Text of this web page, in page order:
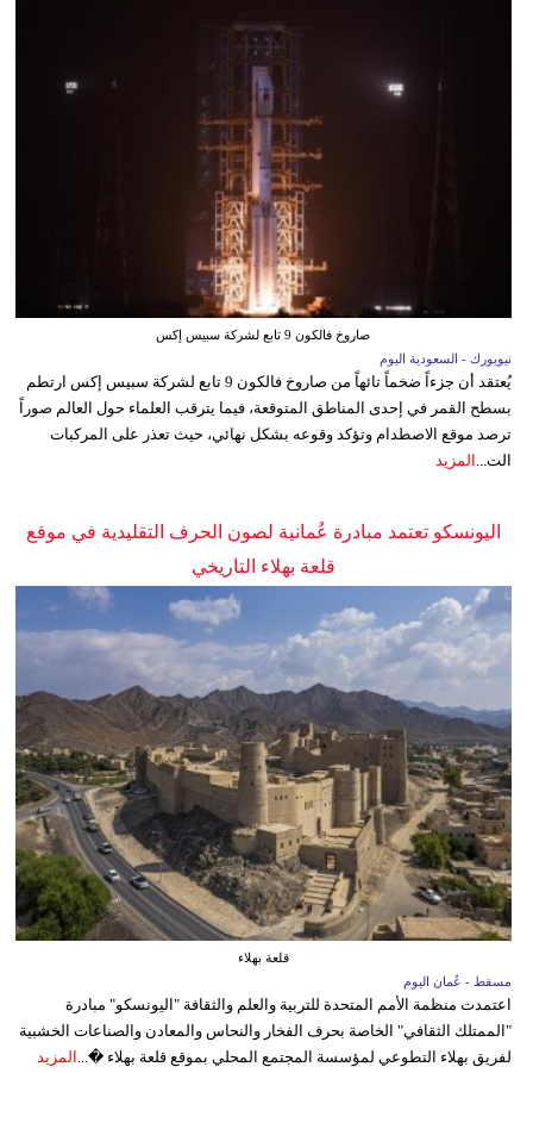
صاروخ فالكون 9 تابع لشركة سبيس إكس
نيويورك - السعودية اليوم
يُعتقد أن جزءاً ضخماً تائهاً من صاروخ فالكون 9 تابع لشركة سبيس إكس ارتطم
بسطح القمر في إحدى المناطق المتوقعة، فيما يترقب العلماء حول العالم صوراً
ترصد موقع الاصطدام وتؤكد وقوعه بشكل نهائي، حيث تعذر على المركبات
الت...
المزيد
اليونسكو تعتمد مبادرة عُمانية لصون الحرف التقليدية في موقع
قلعة بهلاء التاريخي
قلعة بهلاء
مسقط - عُمان اليوم
اعتمدت منظمة الأمم المتحدة للتربية والعلم والثقافة "اليونسكو" مبادرة
"الممتلك الثقافي" الخاصة بحرف الفخار والنحاس والمعادن والصناعات الخشبية
لفريق بهلاء التطوعي لمؤسسة المجتمع المحلي بموقع قلعة بهلاء �... المزيد